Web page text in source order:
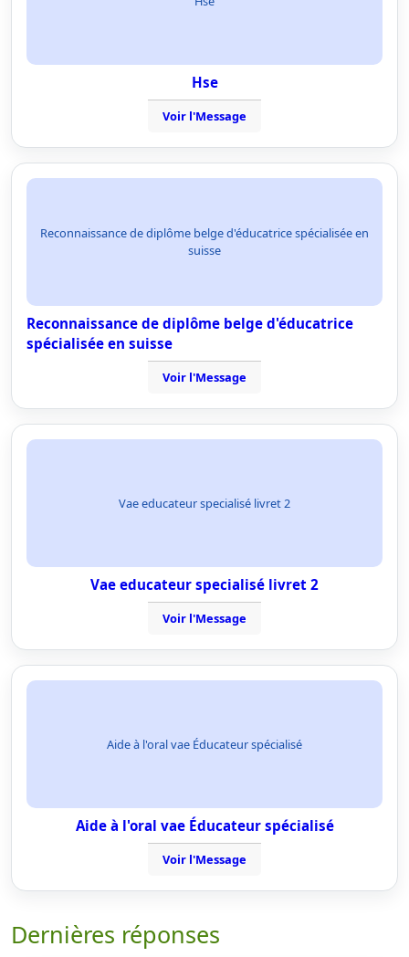
Hse
Voir l'Message
Reconnaissance de diplôme belge d'éducatrice spécialisée en
suisse
Reconnaissance de diplôme belge d'éducatrice
spécialisée en suisse
Voir l'Message
Vae educateur specialisé livret 2
Vae educateur specialisé livret 2
Voir l'Message
Aide à l'oral vae Éducateur spécialisé
Aide à l'oral vae Éducateur spécialisé
Voir l'Message
Dernières réponses